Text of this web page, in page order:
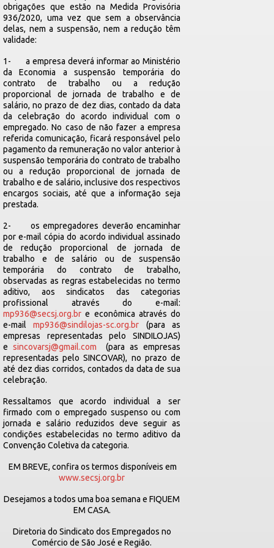
obrigações que estão na Medida Provisória
936/2020, uma vez que sem a observância
delas, nem a suspensão, nem a redução têm
validade:
1- a empresa deverá informar ao Ministério
da Economia a suspensão temporária do
contrato de trabalho ou a redução
proporcional de jornada de trabalho e de
salário, no prazo de dez dias, contado da data
da celebração do acordo individual com o
empregado. No caso de não fazer a empresa
referida comunicação, ficará responsável pelo
pagamento da remuneração no valor anterior à
suspensão temporária do contrato de trabalho
ou a redução proporcional de jornada de
trabalho e de salário, inclusive dos respectivos
encargos sociais, até que a informação seja
prestada.
2- os empregadores deverão encaminhar
por e-mail cópia do acordo individual assinado
de redução proporcional de jornada de
trabalho e de salário ou de suspensão
temporária do contrato de trabalho,
observadas as regras estabelecidas no termo
aditivo, aos sindicatos das categorias
profissional através do e-mail:
mp936@secsj.org.br e econômica através do
e-mailmp936@sindilojas-sc.org.br (para as
empresas representadas pelo SINDILOJAS)
e sincovarsj@gmail.com (para as empresas
representadas pelo SINCOVAR), no prazo de
até dez dias corridos, contados da data de sua
celebração.
Ressaltamos que acordo individual a ser
firmado com o empregado suspenso ou com
jornada e salário reduzidos deve seguir as
condições estabelecidas no termo aditivo da
Convenção Coletiva da categoria.
EM BREVE, confira os termos disponíveis em
www.secsj.org.br
Desejamos a todos uma boa semana e FIQUEM
EM CASA.
Diretoria do Sindicato dos Empregados no
Comércio de São José e Região.